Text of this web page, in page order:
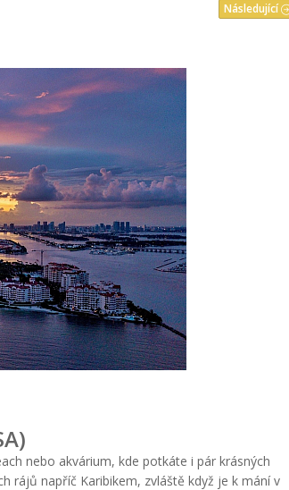
Následující
nebo akvárium, kde potkáte i pár krásných
rájů napříč Karibikem, zvláště když je k mání v